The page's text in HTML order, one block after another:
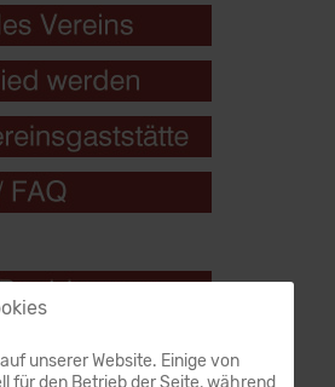
unserer Website. Einige von
für den Betrieb der Seite, während